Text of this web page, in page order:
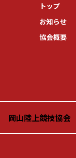
トップ
お知らせ
協会概要
岡山陸上競技協会